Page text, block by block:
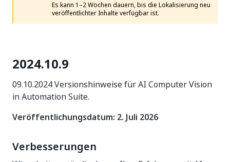
Es kann 1–2 Wochen dauern, bis die Lokalisierung neu
veröffentlichter Inhalte verfügbar ist.
2024.10.9
09.10.2024 Versionshinweise für AI Computer Vision
in Automation Suite.
Veröffentlichungsdatum: 2. Juli 2026
Verbesserungen